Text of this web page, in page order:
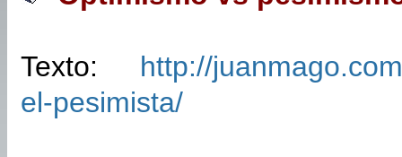
Texto: http://
el-pesimista/